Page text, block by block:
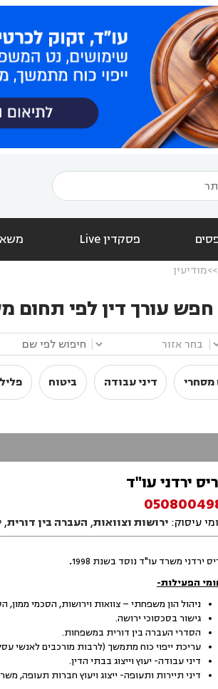
פסקדין Live
מודיעין
חפש עורך דין לפי תחום
דיני עבודה ביטוח
ירדני עו"ד
עיסוק: ירושות וצוואות, העברה בין דורית,
ירדני משרד עו"ד נוסד בשנת 1998
.
הפעילות-
ניהול הון משפחתי – צוואות וירושות, הסכמי ממון,
גישור בסכסוכי ירושה.
הסדרי העברה בין דורית במשפחות.
עריכת ייפוי כוח מתמשך (לרבות מורכבים לאנשי
דיני עבודה- יעוץ וייצוג בבתי הדין.
דיני תיירות ותעופה- ייצוג ויעוץ חברות תעופה,